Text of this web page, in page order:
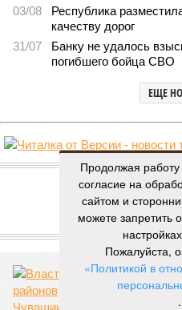
03/08
Республика
качеству дорог
31/07
Банку не удалось
погибшего бойца СВО
ЕЩЕ
НОВОСТИ
ЕЩЕ ИЗ
Продолжая
согласие на
сайтом и
можете запретить
Пожалуйста,
«Политикой в
.